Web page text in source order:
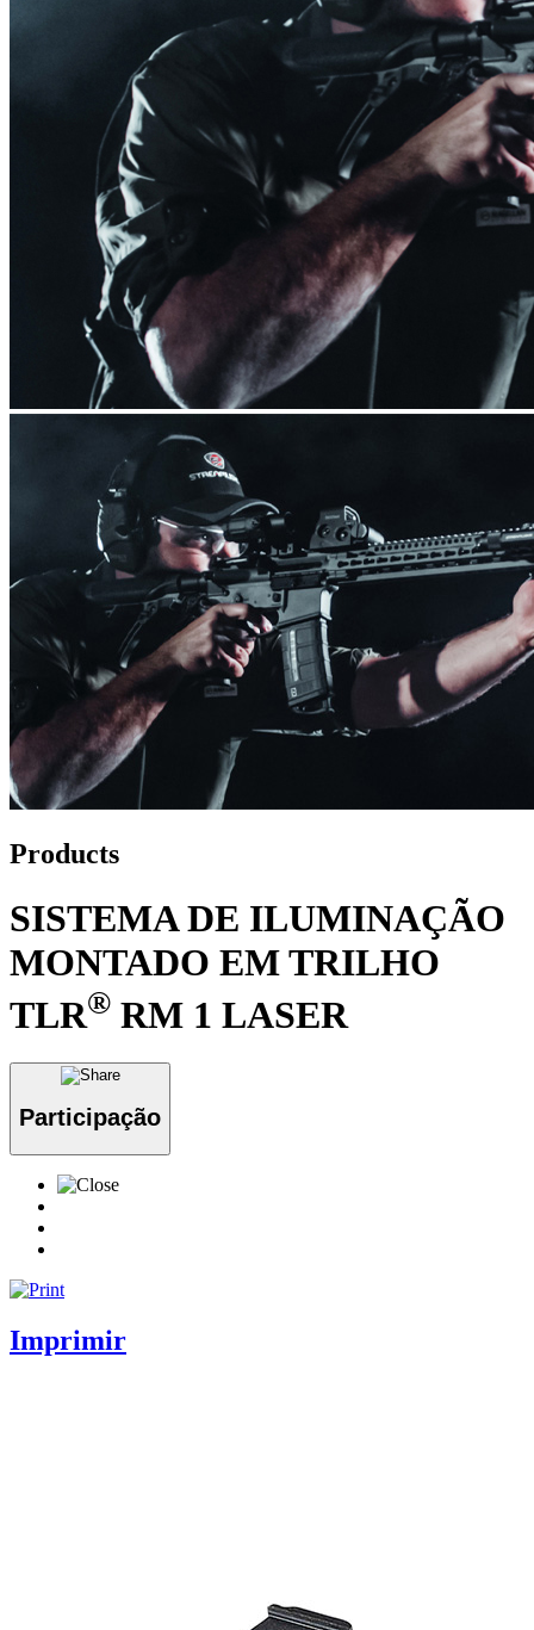
Products
SISTEMA DE ILUMINAÇÃO
MONTADO EM TRILHO
TLR® RM 1 LASER
Participação
Imprimir